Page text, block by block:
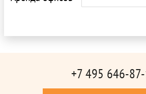
+7 495 646-